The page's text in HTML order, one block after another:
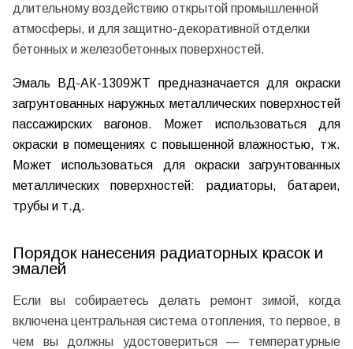
длительному воздействию открытой промышленной
атмосферы, и для защитно-декоративной отделки
бетонных и железобетонных поверхностей.
Эмаль ВД-АК-1309ЖТ предназначается для окраски
загрунтованных наружных металлических поверхностей
пассажирских вагонов. Может использоваться для
окраски в помещениях с повышенной влажностью, тж.
Может использоваться для окраски загрунтованных
металлических поверхностей: радиаторы, батареи,
трубы и т.д.
Порядок нанесения радиаторных красок и
эмалей
Если вы собираетесь делать ремонт зимой, когда
включена центральная система отопления, то первое, в
чем вы должны удостовериться — температурные